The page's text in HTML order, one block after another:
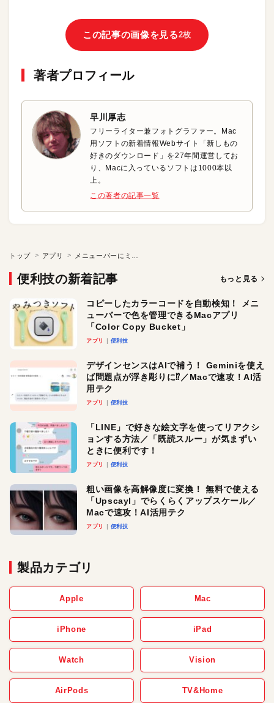
この記事の画像を見る2枚
著者プロフィール
早川厚志
フリーライター兼フォトグラファー。Mac
用ソフトの新着情報Webサイト「新しもの
好きのダウンロード」を27年間運営してお
り、Macに入っているソフトは1000本以
上。
この著者の記事一覧
トップ アプリ
便利技の新着記事 もっと見る
コピーしたカラーコードを自動検知！ メニ
ューバーで色を管理できるMacアプリ
「Color Copy Bucket」
アプリ 便利技
デザインセンスはAIで補う！ Geminiを使え
ば問題点が浮き彫りに⁉︎／Macで速攻！AI活
用テク
アプリ 便利技
「LINE」で好きな絵文字を使ってリアクシ
ョンする方法／「既読スルー」が気まずい
ときに便利です！
アプリ 便利技
粗い画像を高解像度に変換！ 無料で使える
「Upscayl」でらくらくアップスケール／
Macで速攻！AI活用テク
アプリ 便利技
製品カテゴリ
Apple Mac
iPhone iPad
Watch Vision
AirPods TV&Home